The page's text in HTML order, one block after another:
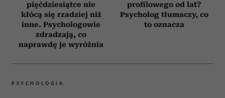
pięćdziesiątce nie
kłócą się rzadziej niż
inne. Psychologowie
zdradzają, co
naprawdę je wyróżnia
profilowego od lat?
Psycholog tłumaczy, co
to oznacza
PSYCHOLOGIA